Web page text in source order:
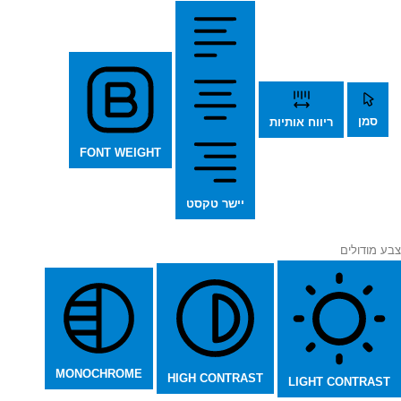
סמן ריווח אותיות
יישר טקסט
FONT WEIGHT
צבע מודולים
LIGHT CONTRAST
HIGH CONTRAST
MONOCHROME